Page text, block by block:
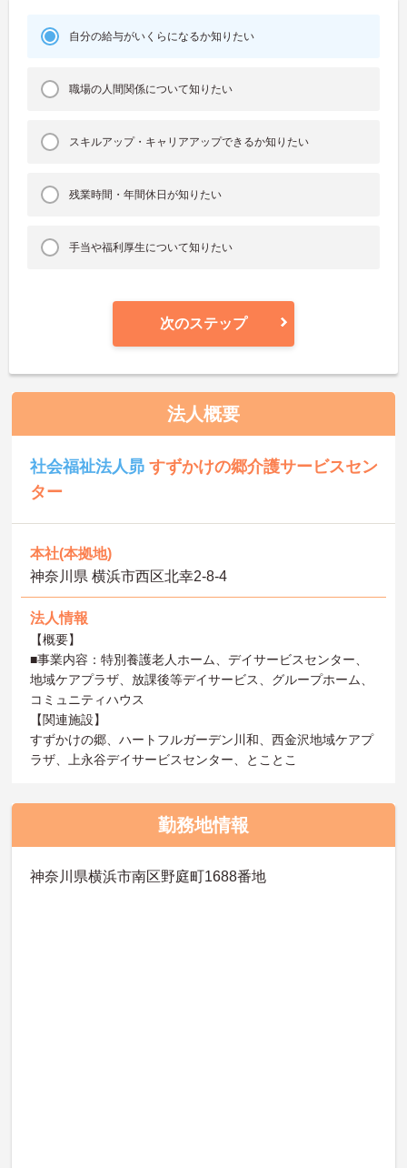
自分の給与がいくらになるか知りたい
職場の人間関係について知りたい
スキルアップ・キャリアアップできるか知りたい
残業時間・年間休日が知りたい
手当や福利厚生について知りたい
次のステップ
法人概要
社会福祉法人昴すずかけの郷介護サービスセン
ター
本社(本拠地)
神奈川県 横浜市西区北幸2-8-4
法人情報
【概要】
■事業内容：特別養護老人ホーム、デイサービスセンター、
地域ケアプラザ、放課後等デイサービス、グループホーム、
コミュニティハウス
【関連施設】
すずかけの郷、ハートフルガーデン川和、西金沢地域ケアプ
ラザ、上永谷デイサービスセンター、とことこ
勤務地情報
神奈川県横浜市南区野庭町1688番地